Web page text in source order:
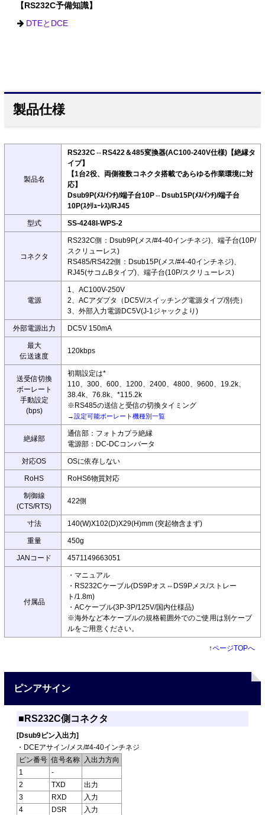
【RS232C予備知識】
DTEとDCE
製品仕様
製品名
RS232C⇔RS422＆485変換器(AC100-240V仕様)【絶縁タ
イプ】
【1台2役、両側複数コネクタ搭載であらゆる作業環境に対
応】
Dsub9P(ﾒｽ/ｲﾝﾁ)/端子台10P⇔Dsub15P(ﾒｽ/ｲﾝﾁ)/端子台
10P(ｽｸﾘｭｰﾚｽ)/RJ45
型式 SS-4248I-WPS-2
コネクタ
RS232C側：Dsub9P(メス/#4-40インチネジ)、端子台(10P/
スクリューレス)
RS485/RS422側：Dsub15P(メス/#4-40インチネジ)、
RJ45(サコムBタイプ)、端子台(10P/スクリューレス)
電源
1、AC100V-250V
2、ACアダプタ（DC5V/スイッチング電源タイプ/別売）
3、外部入力電源DC5V(J-1ジャックより)
外部電源出力 DC5V 150mA
最大
伝送速度
120kbps
送受信切換
ボーレート
手動設定
(bps)
初期設定は*
110、300、600、1200、2400、4800、9600、19.2k、
38.4k、76.8k、*115.2k
※RS485の送信と受信の切換タイミング
→設定可能ボーレート機種別一覧
絶縁部
通信部：フォトカプラ絶縁
電源部：DC-DCコンバータ
対応OS OSに依存しない
RoHS RoHS6物質対応
制御線
(CTS/RTS)
422側
寸法 140(W)X102(D)X29(H)mm (突起物含まず)
重量 450g
JANコード 4571149663051
付属品
・マニュアル
・RS232Cケーブル(DS9Pオス⇔DS9Pメス/ストレー
ト/1.8m)
・ACケーブル(3P-3P/125V/国内仕様品)
※海外など本ケーブルの規格範囲外でのご使用は別ケーブ
ルをご用意ください。
↑ページTOPへ
ピンアサイン
■RS232C側コネクタ
[Dsub9ピン入出力]
・DCEアサイン/メス/#4-40インチネジ
ピン番号 信号名称
入出力方向
1
-
2
TXD
出力
3
RXD
入力
4
DSR
入力